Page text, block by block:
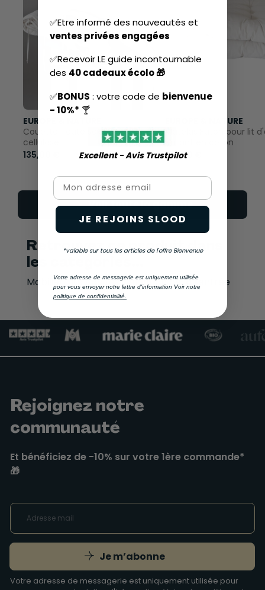
EUROPE & NATURE
Couette Toute saison en
cellulose
135,00 €
EUROPE & NATURE
Matelas Futon pour lit
enfant en coton
166,00 €
Voir toute la gamme
Retrouvez ce produit dans
les catégories...
Mobilier,Lits Adultes,Sélection de la rentrée
Rejoignez notre
communauté
Et bénéficiez de -10% sur votre 1ère commande*
🎁
Je m’abonne
Votre adresse de messagerie est uniquement utilisée pour
✅Etre informé des nouveautés et
ventes privées engagées
✅Recevoir LE guide incontournable
des 40 cadeaux écolo 🎁
✅BONUS : votre code de bienvenue
- 10%* 🍸
Excellent - Avis Trustpilot​
Email
JE REJOINS SLOOD
*valable sur tous les articles de l'offre Bienvenue
Votre adresse de messagerie est uniquement utilisée
pour vous envoyer notre lettre d'information Voir notre
politique de confidentialité.